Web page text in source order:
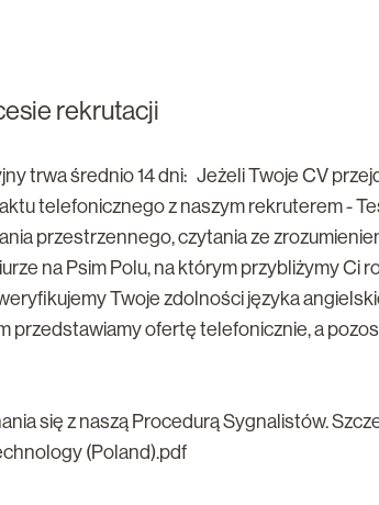
rekrutacji
trwa średnio 14 dni: Jeżeli Twoje CV
telefonicznego z naszym rekruterem -
przestrzennego, czytania ze
na Psim Polu, na którym przybliżymy Ci
Twoje zdolności języka
przedstawiamy ofertę telefonicznie, a
się z naszą Procedurą Sygnalistów.
(Poland).pdf